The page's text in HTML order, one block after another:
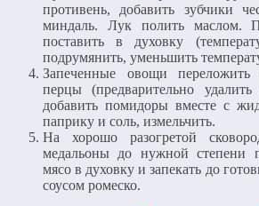
противень, добавить зубчики
миндаль. Лук полить маслом.
поставить в духовку
подрумянить, уменьшить
Запеченные овощи переложить
перцы (предварительно
добавить помидоры вместе с
паприку и соль, измельчить.
На хорошо разогретой
медальоны до нужной степени
мясо в духовку и запекать до
соусом ромеско.